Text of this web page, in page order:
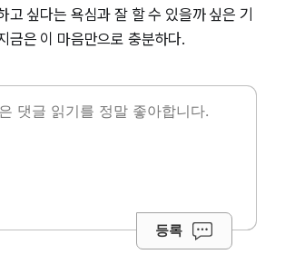
고 싶다는 욕심과 잘 할 수 있을까 싶은 기
금은 이 마음만으로 충분하다.
등록